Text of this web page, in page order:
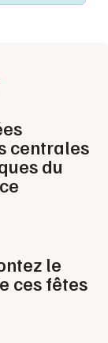
centrales
du
le
ces fêtes